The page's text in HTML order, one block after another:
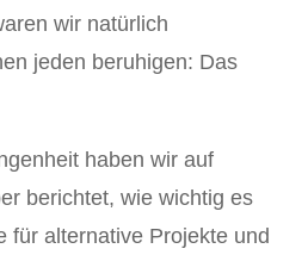
wir natürlich
jeden beruhigen: Das
haben wir auf
berichtet, wie wichtig es
für alternative Projekte und